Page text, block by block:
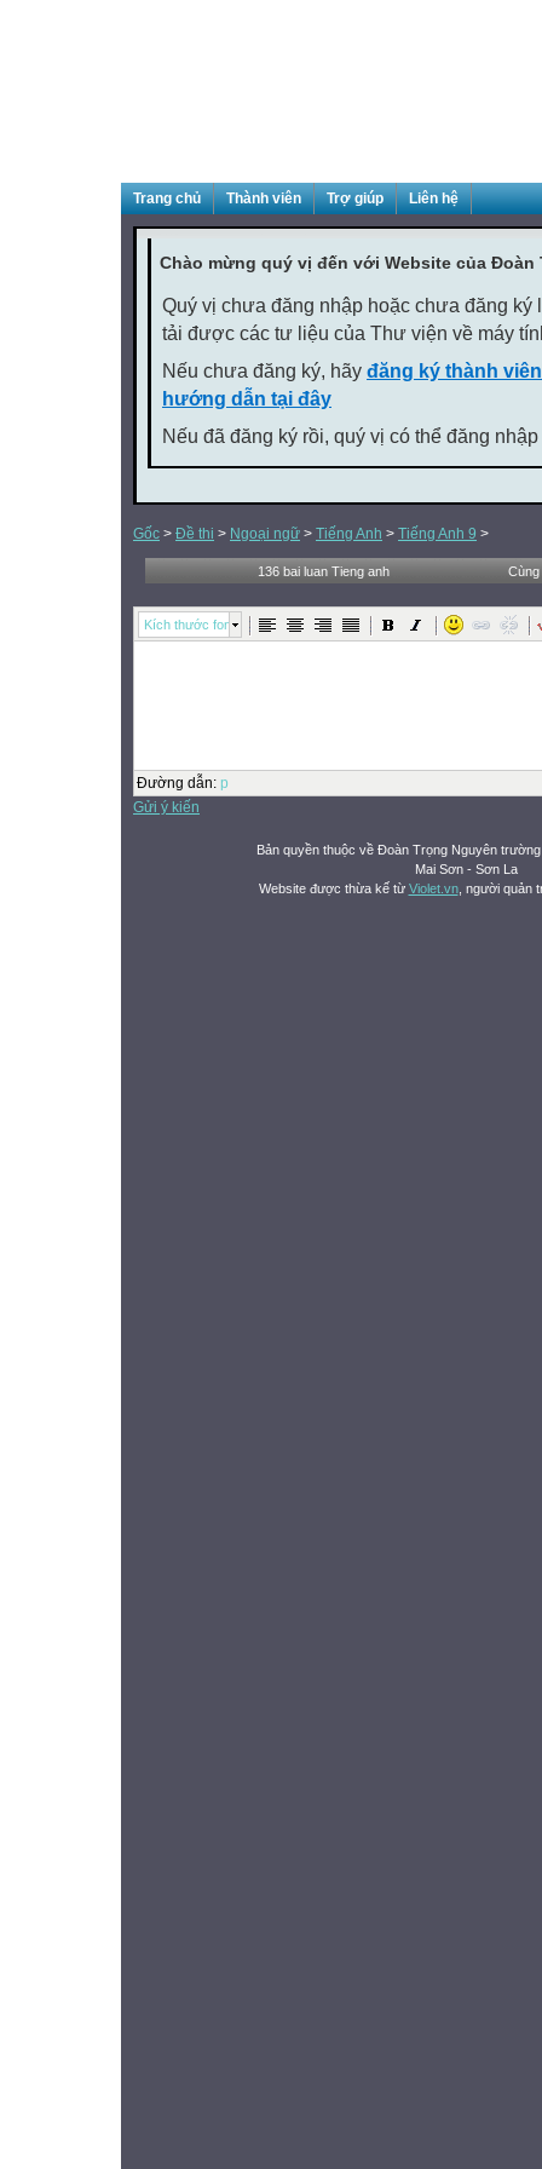
Trang chủ Thành viên Trợ giúp Liên hệ
Chào mừng quý vị đến với Website của Đoàn
Quý vị chưa đăng nhập hoặc chưa đăng ký
tải được các tư liệu của Thư viện về máy
Nếu chưa đăng ký, hãy đăng ký thành
hướng dẫn tại đây
Nếu đã đăng ký rồi, quý vị có thể đăng
Gốc > Đề thi > Ngoại ngữ > Tiếng Anh > Tiếng Anh 9 >
136 bai luan Tieng anh
Kích thước font
Đường dẫn: p
Gửi ý kiến
Bản quyền thuộc về Đoàn Trọng Nguyên
Mai Sơn - Sơn La
Website được thừa kế từ Violet.vn, người quản